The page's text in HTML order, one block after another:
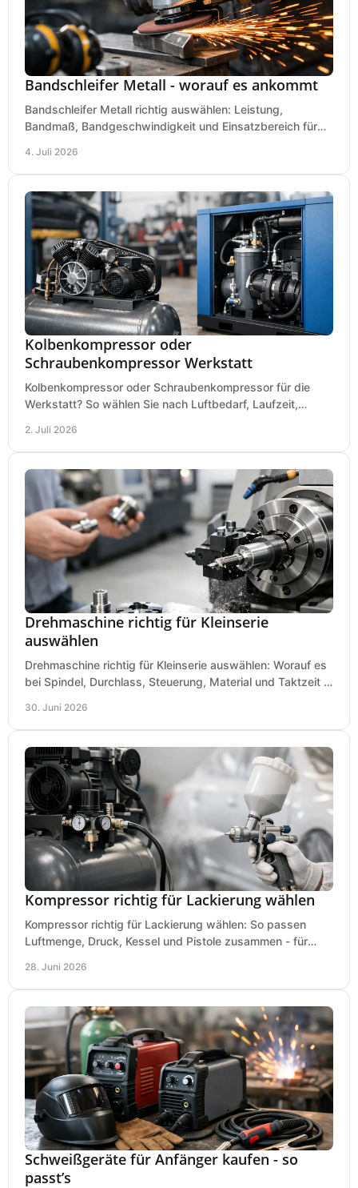
Bandschleifer Metall - worauf es ankommt
Bandschleifer Metall richtig auswählen: Leistung,
Bandmaß, Bandgeschwindigkeit und Einsatzbereich für
4. Juli 2026
Kolbenkompressor oder
Schraubenkompressor Werkstatt
Kolbenkompressor oder Schraubenkompressor für die
Werkstatt? So wählen Sie nach Luftbedarf, Laufzeit,
2. Juli 2026
Drehmaschine richtig für Kleinserie
auswählen
Drehmaschine richtig für Kleinserie auswählen: Worauf es
bei Spindel, Durchlass, Steuerung, Material und Taktzeit in
30. Juni 2026
Kompressor richtig für Lackierung wählen
Kompressor richtig für Lackierung wählen: So passen
Luftmenge, Druck, Kessel und Pistole zusammen - für
28. Juni 2026
Schweißgeräte für Anfänger kaufen - so
passt’s